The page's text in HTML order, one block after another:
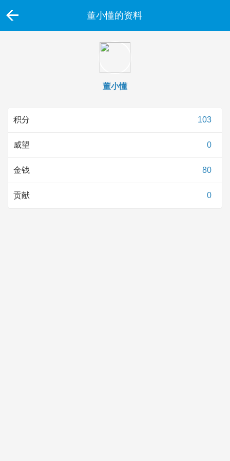
董小懂的资料
董小懂
103
积分
0
威望
80
金钱
0
贡献